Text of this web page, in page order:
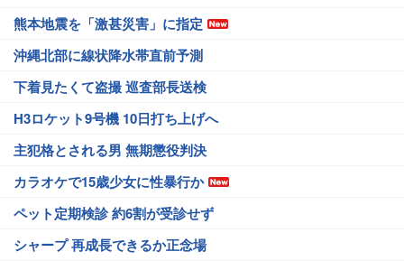
熊本地震を「激甚災害」に指定
沖縄北部に線状降水帯直前予測
下着見たくて盗撮 巡査部長送検
H3ロケット9号機 10日打ち上げへ
主犯格とされる男 無期懲役判決
カラオケで15歳少女に性暴行か
ペット定期検診 約6割が受診せず
シャープ 再成長できるか正念場